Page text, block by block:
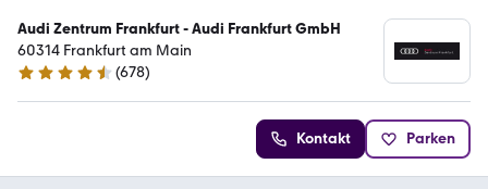
Audi Zentrum Frankfurt - Audi Frankfurt GmbH
60314 Frankfurt am Main
4.4 Sterne
(678)
Kontakt Parken